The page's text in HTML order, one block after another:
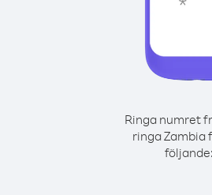
Ringa numret
ringa Zambia
följande: